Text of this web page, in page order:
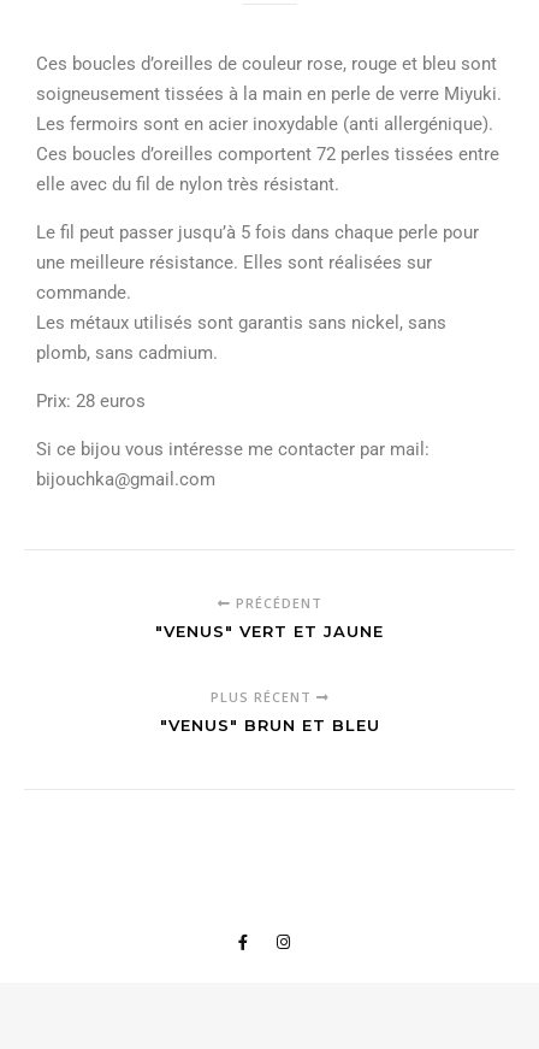
Ces boucles d’oreilles de couleur rose, rouge et bleu sont
soigneusement tissées à la main en perle de verre Miyuki.
Les fermoirs sont en acier inoxydable (anti allergénique).
Ces boucles d’oreilles comportent 72 perles tissées entre
elle avec du fil de nylon très résistant.
Le fil peut passer jusqu’à 5 fois dans chaque perle pour
une meilleure résistance. Elles sont réalisées sur
commande.
Les métaux utilisés sont garantis sans nickel, sans
plomb, sans cadmium.
Prix: 28 euros
Si ce bijou vous intéresse me contacter par mail:
bijouchka@gmail.com
PRÉCÉDENT
"VENUS" VERT ET JAUNE
PLUS RÉCENT
"VENUS" BRUN ET BLEU